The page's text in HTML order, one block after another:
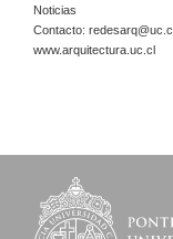
Noticias
Contacto: redesarq@uc.cl
www.arquitectura.uc.cl